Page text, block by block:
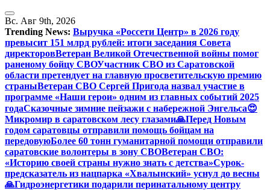
Перейти
к
содержанию
Вс. Авг 9th, 2026
Trending News: Выручка «Россети Центр» в 2026 году
превысит 151 млрд рублей: итоги заседания Совета
директоровВетеран Великой Отечественной войны помог
раненому бойцу СВОУчастник СВО из Саратовской
области претендует на главную просветительскую премию
страныВетеран СВО Сергей Пригода назвал участие в
программе «Наши герои» одним из главных событий 2025
годаСказочные зимние пейзажи с набережной Энгельса😍
Микромир в саратовском лесу глазами🙏Перед Новым
годом саратовцы отправили помощь бойцам на
передовуюБолее 60 тонн гуманитарной помощи отправили
саратовские волонтеры в зону СВОВетеран СВО:
«Историю своей страны нужно знать с детства»Сурок-
предсказатель из нацпарка «Хвалынский» уснул до весны
🙏Гидроэнергетики подарили перинатальному центру